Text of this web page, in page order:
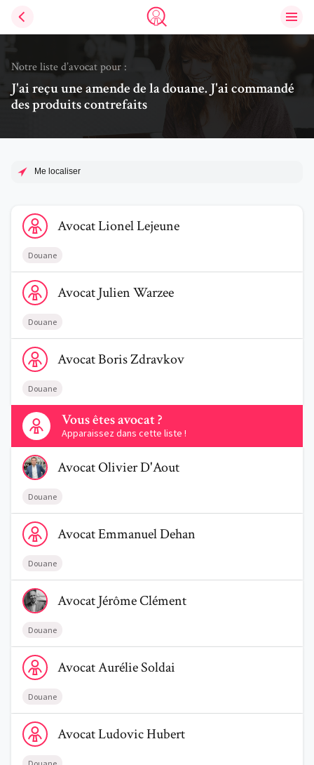
Trouve un avocat
Notre liste d’avocat pour :
J'ai reçu une amende de la douane. J'ai commandé
des produits contrefaits
Me localiser
Voir le profil de AvocatLionel Lejeune
AvocatLionelLejeune
Douane
Voir le profil de AvocatJulien Warzee
AvocatJulienWarzee
Douane
Voir le profil de AvocatBoris Zdravkov
AvocatBorisZdravkov
Douane
Vous êtes avocat ?
Apparaissez dans cette liste !
Contactez-nous
Voir le profil de AvocatOlivier D'Aout
AvocatOlivierD'Aout
Douane
Voir le profil de AvocatEmmanuel Dehan
AvocatEmmanuelDehan
Douane
Voir le profil de AvocatJérôme Clément
AvocatJérômeClément
Douane
Voir le profil de AvocatAurélie Soldai
AvocatAurélieSoldai
Douane
Voir le profil de AvocatLudovic Hubert
AvocatLudovicHubert